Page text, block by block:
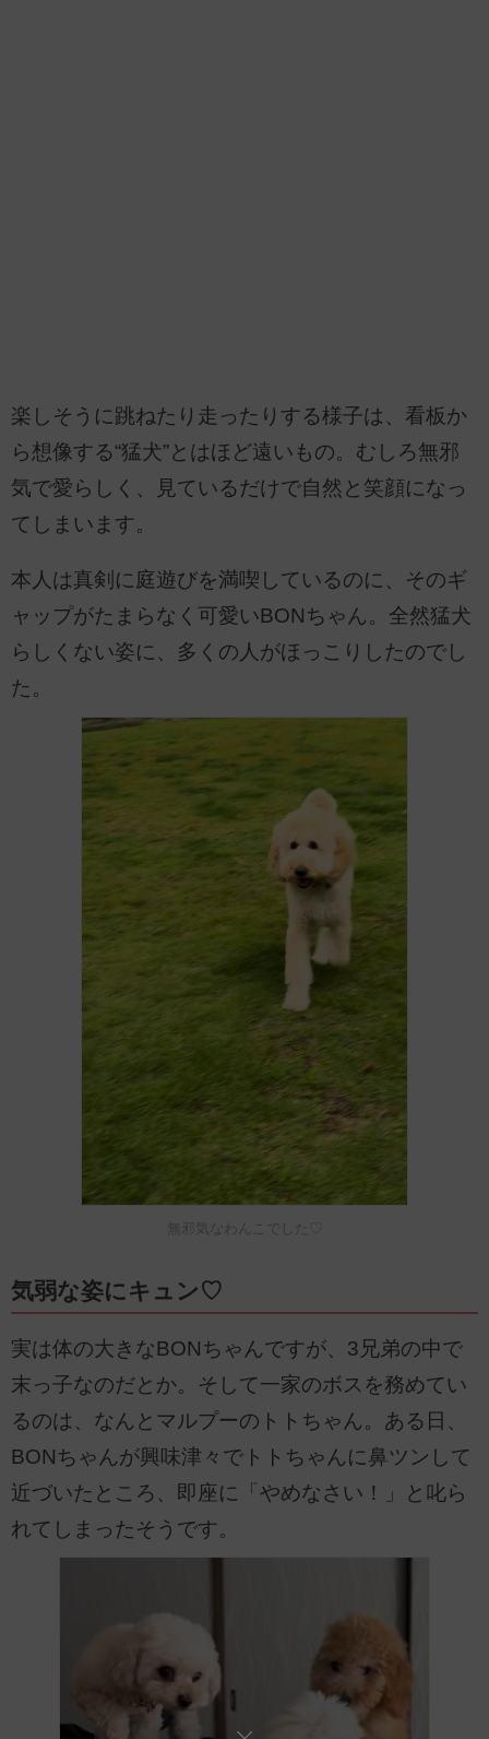
楽しそうに跳ねたり走ったりする様子は、看板か
ら想像する“猛犬”とはほど遠いもの。むしろ無邪
気で愛らしく、見ているだけで自然と笑顔になっ
てしまいます。
本人は真剣に庭遊びを満喫しているのに、そのギ
ャップがたまらなく可愛いBONちゃん。全然猛犬
らしくない姿に、多くの人がほっこりしたのでし
た。
無邪気なわんこでした♡
気弱な姿にキュン♡
実は体の大きなBONちゃんですが、3兄弟の中で
末っ子なのだとか。そして一家のボスを務めてい
るのは、なんとマルプーのトトちゃん。ある日、
BONちゃんが興味津々でトトちゃんに鼻ツンして
近づいたところ、即座に「やめなさい！」と叱ら
れてしまったそうです。